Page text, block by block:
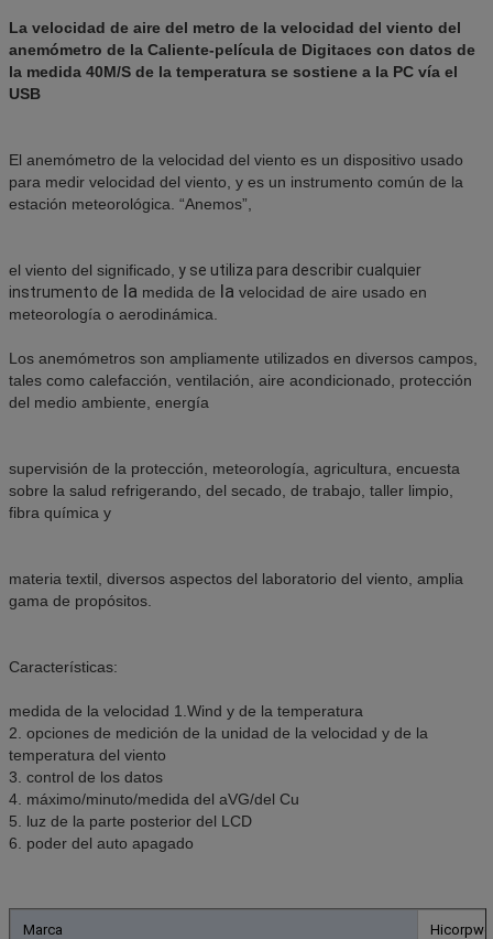
La velocidad de aire del metro de la velocidad del viento del
anemómetro de la Caliente-película de Digitaces con datos de
la medida 40M/S de la temperatura se sostiene a la PC vía el
USB
El anemómetro de la velocidad del viento es un dispositivo usado
para medir velocidad del viento, y es un instrumento común de la
estación meteorológica. “Anemos”,
el viento del significado, y se utiliza para describir cualquier
instrumento de la medida de la velocidad de aire usado en
meteorología o aerodinámica.
Los anemómetros son ampliamente utilizados en diversos campos,
tales como calefacción, ventilación, aire acondicionado, protección
del medio ambiente, energía
supervisión de la protección, meteorología, agricultura, encuesta
sobre la salud refrigerando, del secado, de trabajo, taller limpio,
fibra química y
materia textil, diversos aspectos del laboratorio del viento, amplia
gama de propósitos.
Características:
medida de la velocidad 1.Wind y de la temperatura
2. opciones de medición de la unidad de la velocidad y de la
temperatura del viento
3. control de los datos
4. máximo/minuto/medida del aVG/del Cu
5. luz de la parte posterior del LCD
6. poder del auto apagado
Marca